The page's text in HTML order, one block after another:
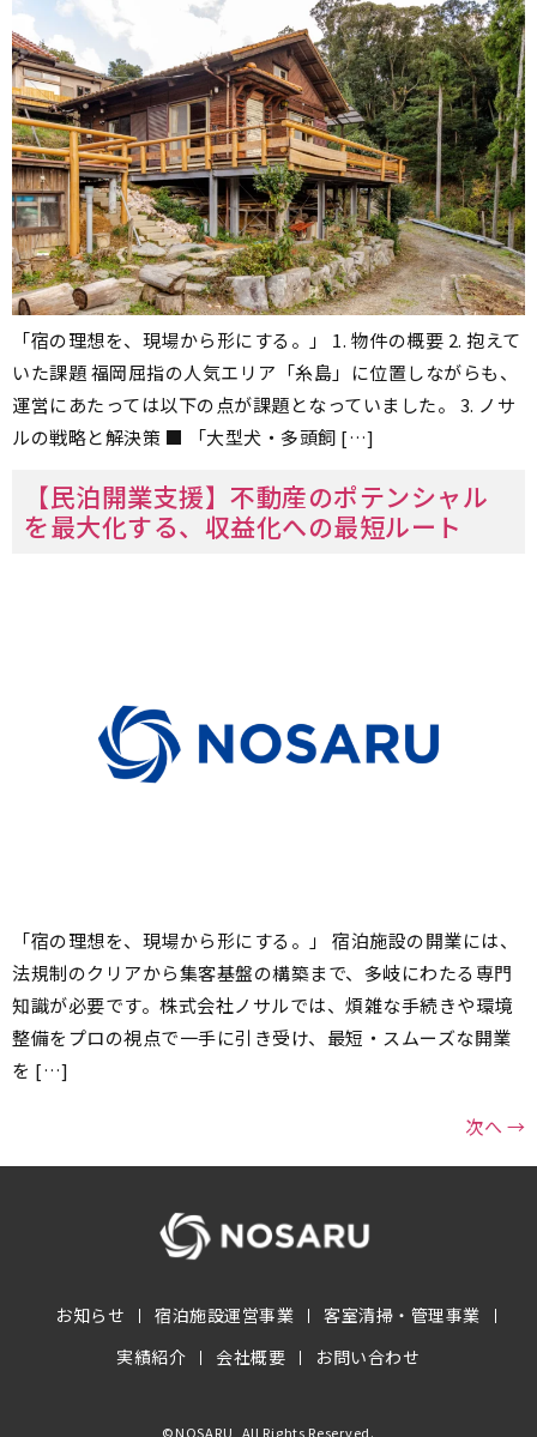
「宿の理想を、現場から形にする。」 1. 物件の概要 2. 抱えて
いた課題 福岡屈指の人気エリア「糸島」に位置しながらも、
運営にあたっては以下の点が課題となっていました。 3. ノサ
ルの戦略と解決策 ■ 「大型犬・多頭飼 […]
【民泊開業支援】不動産のポテンシャル
を最大化する、収益化への最短ルート
「宿の理想を、現場から形にする。」 宿泊施設の開業には、
法規制のクリアから集客基盤の構築まで、多岐にわたる専門
知識が必要です。株式会社ノサルでは、煩雑な手続きや環境
整備をプロの視点で一手に引き受け、最短・スムーズな開業
を […]
次へ →
お知らせ 宿泊施設運営事業
客室清掃・管理事業
実績紹介
会社概要 お問い合わせ
©NOSARU, All Rights Reserved.